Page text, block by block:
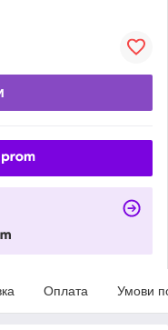
Оплата Умови